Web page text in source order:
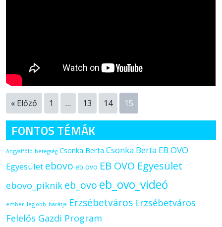
« Előző 1 … 13 14 15
FONTOS TÉMÁK
Angyalföld betegség Csonka Berta Csonka Berta EB OVO
Egyesület ebovo eb ovo EB OVO Egyesület
ebovo_piknik eb_ovo eb_ovo_videó
ember_legjobb_barátja Erzsébetváros Erzsébetváros
Felelős Gazdi Program